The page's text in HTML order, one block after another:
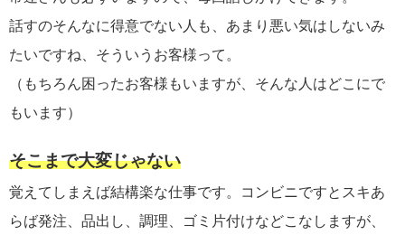
話すのそんなに得意でない人も、あまり悪い気はしないみ
たいですね、そういうお客様って。
（もちろん困ったお客様もいますが、そんな人はどこにで
もいます）
そこまで大変じゃない
覚えてしまえば結構楽な仕事です。コンビニですとスキあ
らば発注、品出し、調理、ゴミ片付けなどこなしますが、